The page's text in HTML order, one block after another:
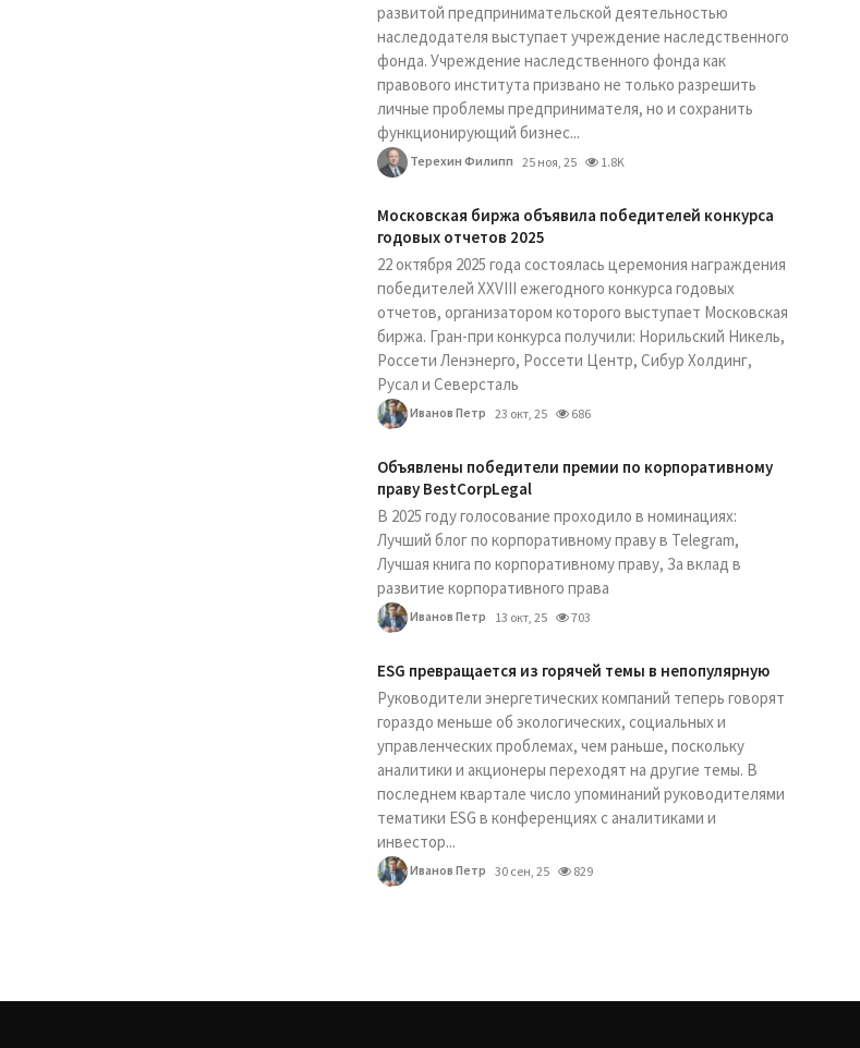
развитой предпринимательской деятельностью
наследодателя выступает учреждение наследственного
фонда. Учреждение наследственного фонда как
правового института призвано не только разрешить
личные проблемы предпринимателя, но и сохранить
функционирующий бизнес...
Терехин Филипп 25 ноя, 25 1.8K
Московская биржа объявила победителей конкурса
годовых отчетов 2025
22 октября 2025 года состоялась церемония награждения
победителей XXVIII ежегодного конкурса годовых
отчетов, организатором которого выступает Московская
биржа. Гран-при конкурса получили: Норильский Никель,
Россети Ленэнерго, Россети Центр, Сибур Холдинг,
Русал и Северсталь
Иванов Петр 23 окт, 25 686
Объявлены победители премии по корпоративному
праву BestCorpLegal
В 2025 году голосование проходило в номинациях:
Лучший блог по корпоративному праву в Telegram,
Лучшая книга по корпоративному праву, За вклад в
развитие корпоративного права
Иванов Петр 13 окт, 25 703
ESG превращается из горячей темы в непопулярную
Руководители энергетических компаний теперь говорят
гораздо меньше об экологических, социальных и
управленческих проблемах, чем раньше, поскольку
аналитики и акционеры переходят на другие темы. В
последнем квартале число упоминаний руководителями
тематики ESG в конференциях с аналитиками и
инвестор...
Иванов Петр 30 сен, 25 829